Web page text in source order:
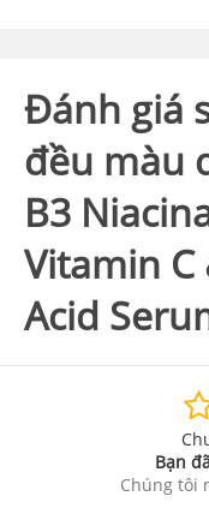
Đánh giá
đều màu
B3
Vitamin
Acid
Bạn
Chúng tôi